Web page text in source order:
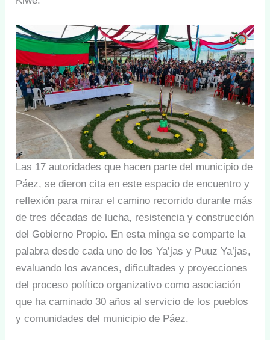
Las 17 autoridades que hacen parte del municipio de
Páez, se dieron cita en este espacio de encuentro y
reflexión para mirar el camino recorrido durante más
de tres décadas de lucha, resistencia y construcción
del Gobierno Propio. En esta minga se comparte la
palabra desde cada uno de los Ya’jas y Puuz Ya’jas,
evaluando los avances, dificultades y proyecciones
del proceso político organizativo como asociación
que ha caminado 30 años al servicio de los pueblos
y comunidades del municipio de Páez.